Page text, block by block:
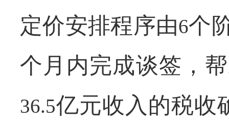
定价安排程序由6个
个月内完成谈签，
36.5亿元收入的税收